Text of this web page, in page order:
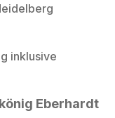
inklusive
Eberhardt